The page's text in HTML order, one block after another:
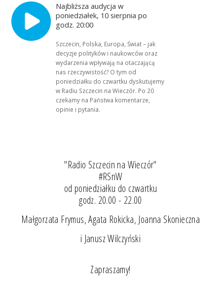
Najbliższa audycja w
poniedziałek, 10 sierpnia po
godz. 20:00
Szczecin, Polska, Europa, Świat – jak
decyzje polityków i naukowców oraz
wydarzenia wpływają na otaczającą
nas rzeczywistość? O tym od
poniedziałku do czwartku dyskutujemy
w Radiu Szczecin na Wieczór. Po 20
czekamy na Państwa komentarze,
opinie i pytania.
"Radio Szczecin na Wieczór"
#RSnW
od poniedziałku do czwartku
godz. 20.00 - 22.00
Małgorzata Frymus, Agata Rokicka, Joanna Skonieczna
i Janusz Wilczyński
Zapraszamy!